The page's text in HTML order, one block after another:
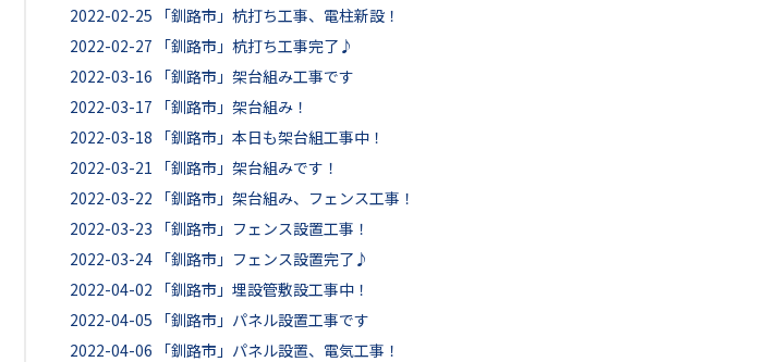
2022-02-25
「釧路市」杭打ち工事、電柱新設！
2022-02-27
「釧路市」杭打ち工事完了♪
2022-03-16
「釧路市」架台組み工事です
2022-03-17
「釧路市」架台組み！
2022-03-18
「釧路市」本日も架台組工事中！
2022-03-21
「釧路市」架台組みです！
2022-03-22
「釧路市」架台組み、フェンス工事！
2022-03-23
「釧路市」フェンス設置工事！
2022-03-24 「釧路市」フェンス設置完了♪
2022-04-02
「釧路市」埋設管敷設工事中！
2022-04-05
「釧路市」パネル設置工事です
2022-04-06
「釧路市」パネル設置、電気工事！